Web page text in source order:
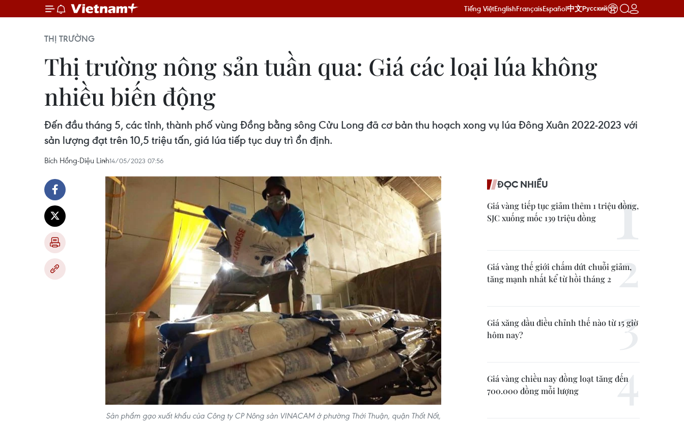
Tiếng ViệtEnglishFrançaisEspañol中文Русский
THỊ TRƯỜNG
Thị trường nông sản tuần qua: Giá các loại lúa không
nhiều biến động
Đến đầu tháng 5, các tỉnh, thành phố vùng Đồng bằng sông Cửu Long đã cơ bản thu hoạch xong vụ lúa Đông Xuân 2022-2023 với
sản lượng đạt trên 10,5 triệu tấn, giá lúa tiếp tục duy trì ổn định.
Bích Hồng-Diệu Linh14/05/2023 07:56
Sản phẩm gạo xuất khẩu của Công ty CP Nông sản VINACAM ở phường Thới Thuận, quận Thốt Nốt,
ĐỌC NHIỀU
Giá vàng tiếp tục giảm thêm 1 triệu đồng,
SJC xuống mốc 139 triệu đồng
Giá vàng thế giới chấm dứt chuỗi giảm,
tăng mạnh nhất kể từ hồi tháng 2
Giá xăng dầu điều chỉnh thế nào từ 15 giờ
hôm nay?
Giá vàng chiều nay đồng loạt tăng đến
700.000 đồng mỗi lượng